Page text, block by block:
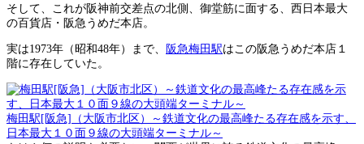
そして、これが阪神前交差点の北側、御堂筋に面する、西日本最大
の百貨店・阪急うめだ本店。
実は1973年（昭和48年）まで、 阪急梅田駅はこの阪急うめだ本店１
階に存在していた。
梅田駅[阪急]（大阪市北区）～鉄道文化の最高峰たる存在感を示す、
日本最大１０面９線の大頭端ターミナル～